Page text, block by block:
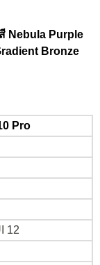
Nebula Purple
Bronze
Pro
12